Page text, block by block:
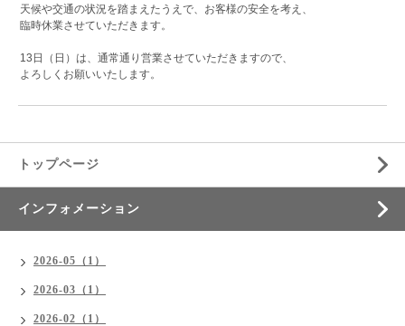
天候や交通の状況を踏まえたうえで、お客様の安全を考え、
臨時休業させていただきます。
13日（日）は、通常通り営業させていただきますので、
よろしくお願いいたします。
トップページ
インフォメーション
2026-05（1）
2026-03（1）
2026-02（1）